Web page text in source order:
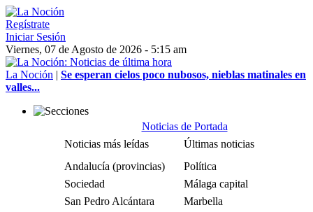
Regístrate
Iniciar Sesión
Viernes, 07 de Agosto de 2026 - 5:15 am
La Noción | Se esperan cielos poco nubosos, nieblas matinales en
valles...
Noticias de Portada
Noticias más leídas
Últimas noticias
Andalucía (provincias)
Política
Sociedad
Málaga capital
San Pedro Alcántara
Marbella